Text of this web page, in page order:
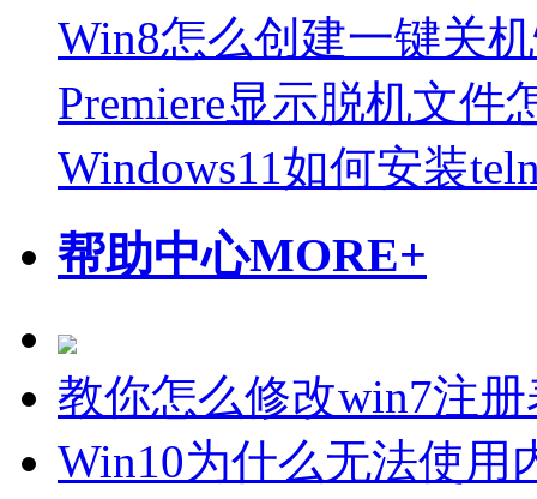
Win8怎么创建一键关
Premiere显示脱机文件
Windows11如何安装
帮助中心MORE+
教你怎么修改win7注
Win10为什么无法使用